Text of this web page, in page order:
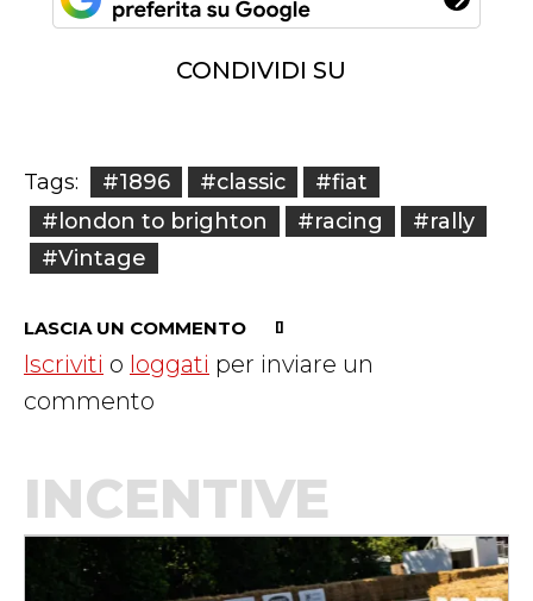
CONDIVIDI SU
Tags: #1896 #classic
#fiat
#london to brighton
#racing
#rally
#Vintage
LASCIA UN COMMENTO
Iscriviti o loggati per inviare un
commento
INCENTIVE